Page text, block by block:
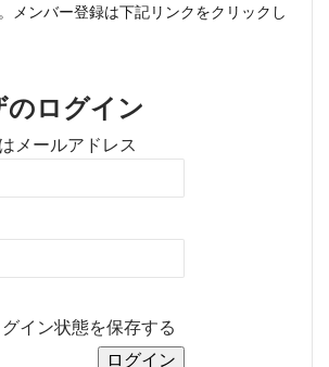
メンバー登録は下記リンクをクリックし
のログイン
メールアドレス
グイン状態を保存する